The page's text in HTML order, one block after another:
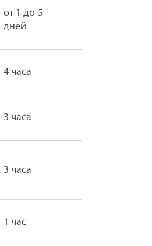
от 1 до 5
дней
4 часа
3 часа
3 часа
1 час